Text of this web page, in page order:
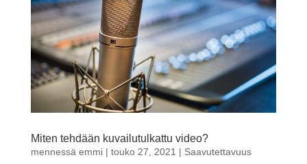
Miten tehdään kuvailutulkattu video?
mennessä emmi| touko 27, 2021 | Saavutettavuus